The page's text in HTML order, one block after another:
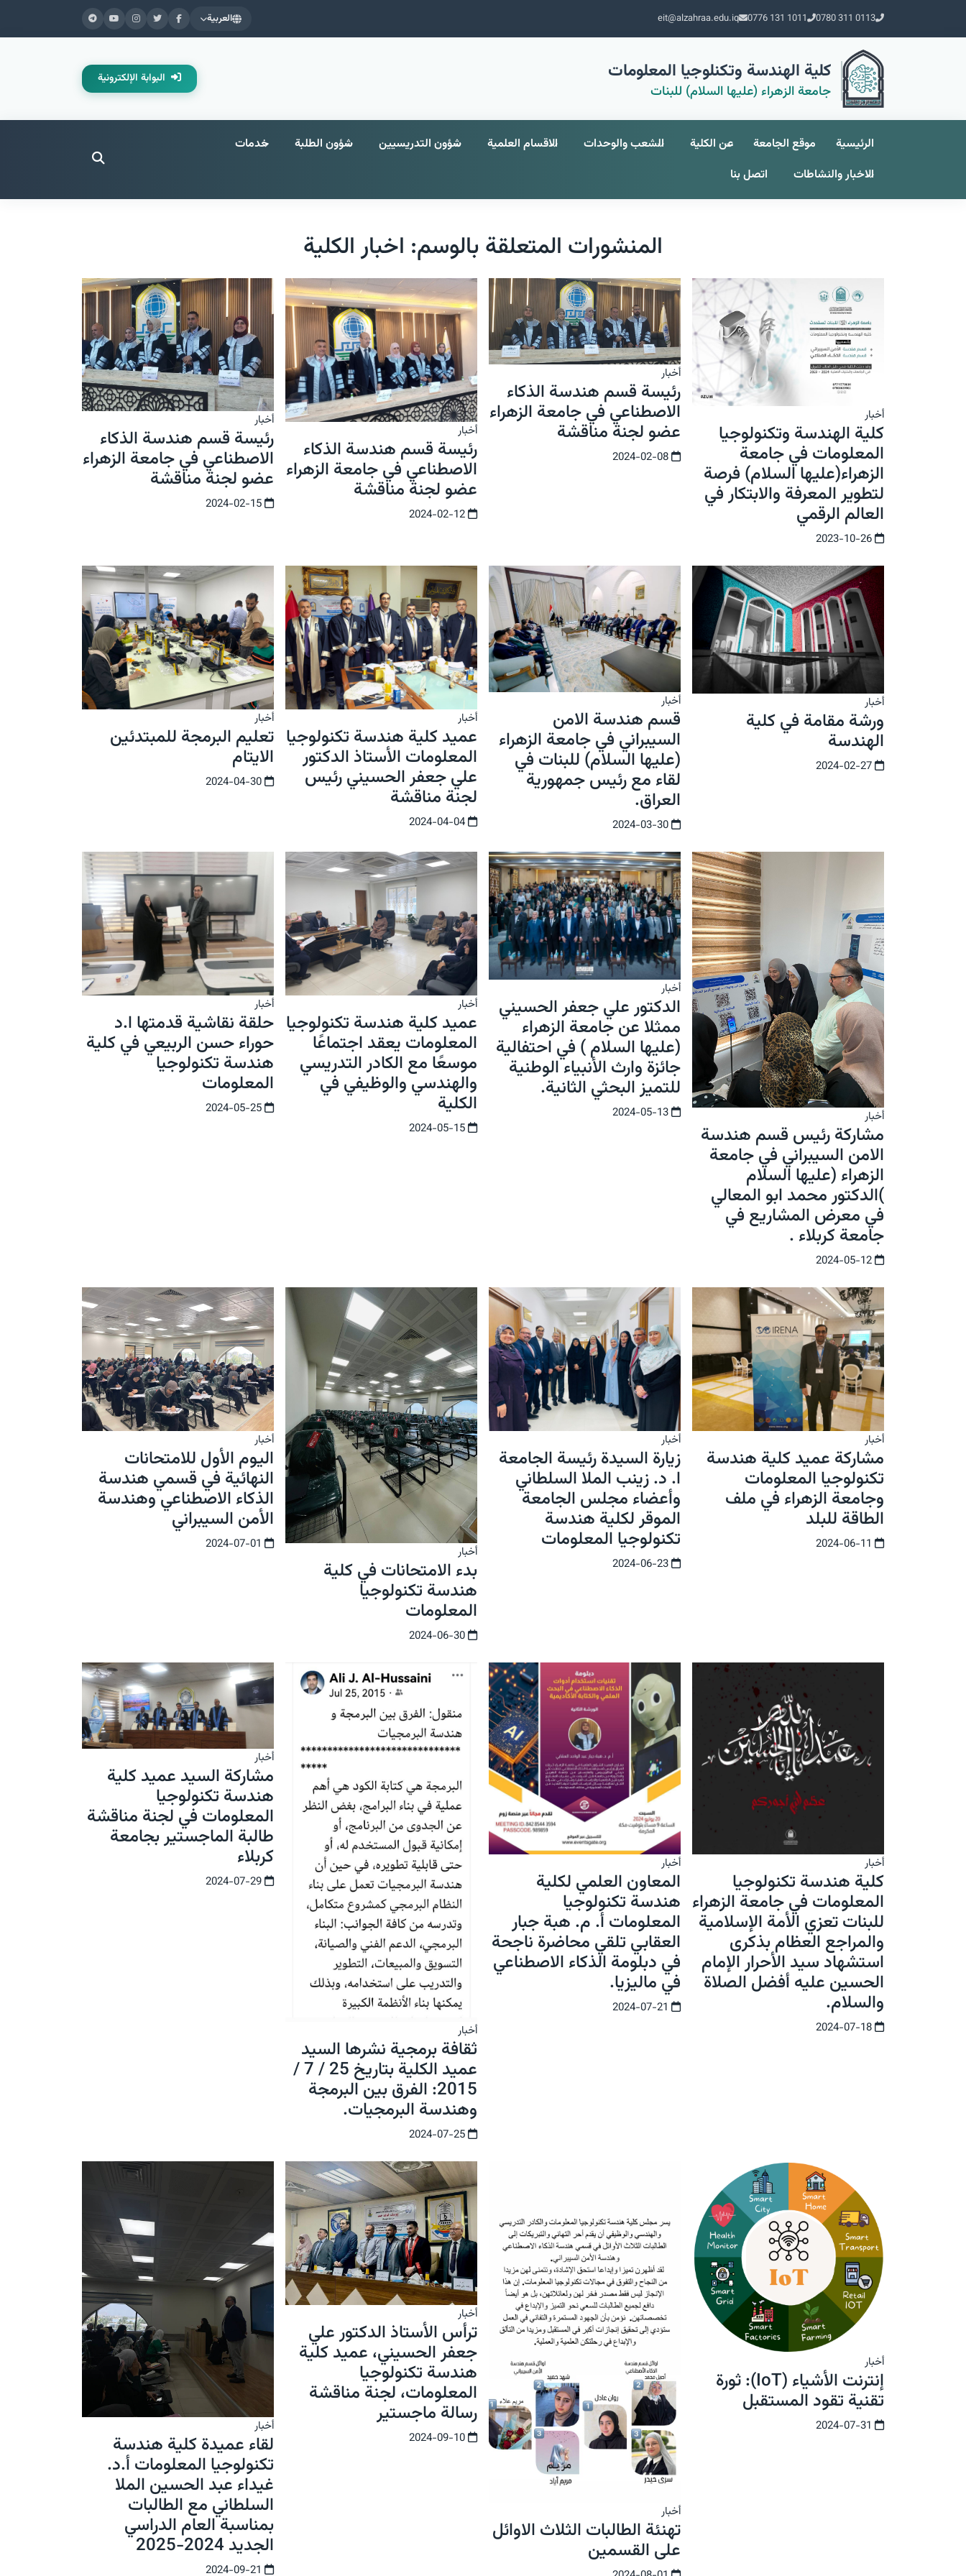
0780 311 0113
0776 131 1011
eit@alzahraa.edu.iq العربية
كلية الهندسة وتكنلوجيا المعلومات
جامعة الزهراء (عليها السلام) للبنات
البوابة الإلكترونية
الرئيسية موقع الجامعة عن الكلية الشعب والوحدات الاقسام العلمية شؤون التدريسيين شؤون الطلبة
خدمات
الاخبار والنشاطات
اتصل بنا
المنشورات المتعلقة بالوسم: اخبار الكلية
أخبار
كلية الهندسة وتكنولوجيا
المعلومات في جامعة
الزهراء(عليها السلام) فرصة
لتطوير المعرفة والابتكار في
العالم الرقمي
أخبار
رئيسة قسم هندسة الذكاء
الاصطناعي في جامعة الزهراء
عضو لجنة مناقشة أخبار
رئيسة قسم هندسة الذكاء
الاصطناعي في جامعة الزهراء
عضو لجنة مناقشة
أخبار
رئيسة قسم هندسة الذكاء
الاصطناعي في جامعة الزهراء
عضو لجنة مناقشة
أخبار
ورشة مقامة في كلية
الهندسة
أخبار
قسم هندسة الامن
السيبراني في جامعة الزهراء
(عليها السلام) للبنات في
لقاء مع رئيس جمهورية
العراق.
أخبار
عميد كلية هندسة تكنولوجيا
المعلومات الأستاذ الدكتور
علي جعفر الحسيني رئيس
لجنة مناقشة
أخبار
تعليم البرمجة للمبتدئين
الايتام
أخبار
مشاركة رئيس قسم هندسة
الامن السيبراني في جامعة
الزهراء (عليها السلام
)الدكتور محمد ابو المعالي
في معرض المشاريع في
جامعة كربلاء .
أخبار
الدكتور علي جعفر الحسيني
ممثلا عن جامعة الزهراء
(عليها السلام ) في احتفالية
جائزة وارث الأنبياء الوطنية
للتميز البحثي الثانية.
أخبار
عميد كلية هندسة تكنولوجيا
المعلومات يعقد اجتماعًا
موسعًا مع الكادر التدريسي
والهندسي والوظيفي في
الكلية
أخبار
حلقة نقاشية قدمتها ا.د
حوراء حسن الربيعي في كلية
هندسة تكنولوجيا
المعلومات
أخبار
مشاركة عميد كلية هندسة
تكنولوجيا المعلومات
وجامعة الزهراء في ملف
الطاقة للبلد
أخبار
زيارة السيدة رئيسة الجامعة
ا. د. زينب الملا السلطاني
وأعضاء مجلس الجامعة
الموقر لكلية هندسة
تكنولوجيا المعلومات أخبار
بدء الامتحانات في كلية
هندسة تكنولوجيا
المعلومات
أخبار
اليوم الأول للامتحانات
النهائية في قسمي هندسة
الذكاء الاصطناعي وهندسة
الأمن السيبراني
أخبار
كلية هندسة تكنولوجيا
المعلومات في جامعة الزهراء
للبنات تعزي الأمة الإسلامية
والمراجع العظام بذكرى
استشهاد سيد الأحرار الإمام
الحسين عليه أفضل الصلاة
والسلام.
أخبار
المعاون العلمي لكلية
هندسة تكنولوجيا
المعلومات أ. م. هبة جبار
العقابي تلقي محاضرة ناجحة
في دبلومة الذكاء الاصطناعي
في ماليزيا.
أخبار
ثقافة برمجية نشرها السيد
عميد الكلية بتاريخ 25 / 7 /
2015: الفرق بين البرمجة
وهندسة البرمجيات.
أخبار
مشاركة السيد عميد كلية
هندسة تكنولوجيا
المعلومات في لجنة مناقشة
طالبة الماجستير بجامعة
كربلاء
أخبار
إنترنت الأشياء (IoT): ثورة
تقنية تقود المستقبل
أخبار
تهنئة الطالبات الثلاث الاوائل
على القسمين
أخبار
ترأس الأستاذ الدكتور علي
جعفر الحسيني، عميد كلية
هندسة تكنولوجيا
المعلومات، لجنة مناقشة
رسالة ماجستير أخبار
لقاء عميدة كلية هندسة
تكنولوجيا المعلومات أ.د.
غيداء عبد الحسين الملا
السلطاني مع الطالبات
بمناسبة العام الدراسي
الجديد 2024-2025